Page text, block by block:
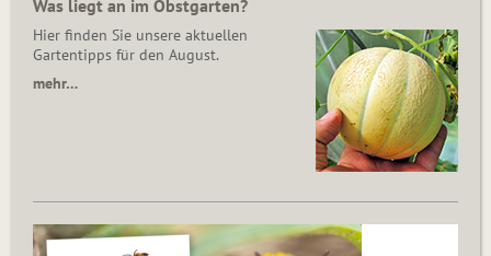
Was liegt an im Obstgarten?
Hier finden Sie unsere aktuellen
Gartentipps für den August.
mehr…